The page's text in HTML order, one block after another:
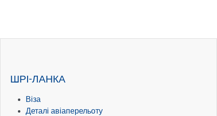
ШРІ-ЛАНКА
Віза
Деталі авіаперельоту